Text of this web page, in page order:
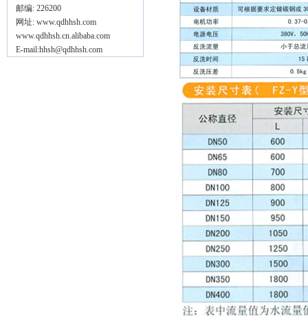
邮编: 226200
网址: www.qdhhsh.com
www.qdhhsh.cn.alibaba.com
E-mail:hhsh@qdhhsh.com